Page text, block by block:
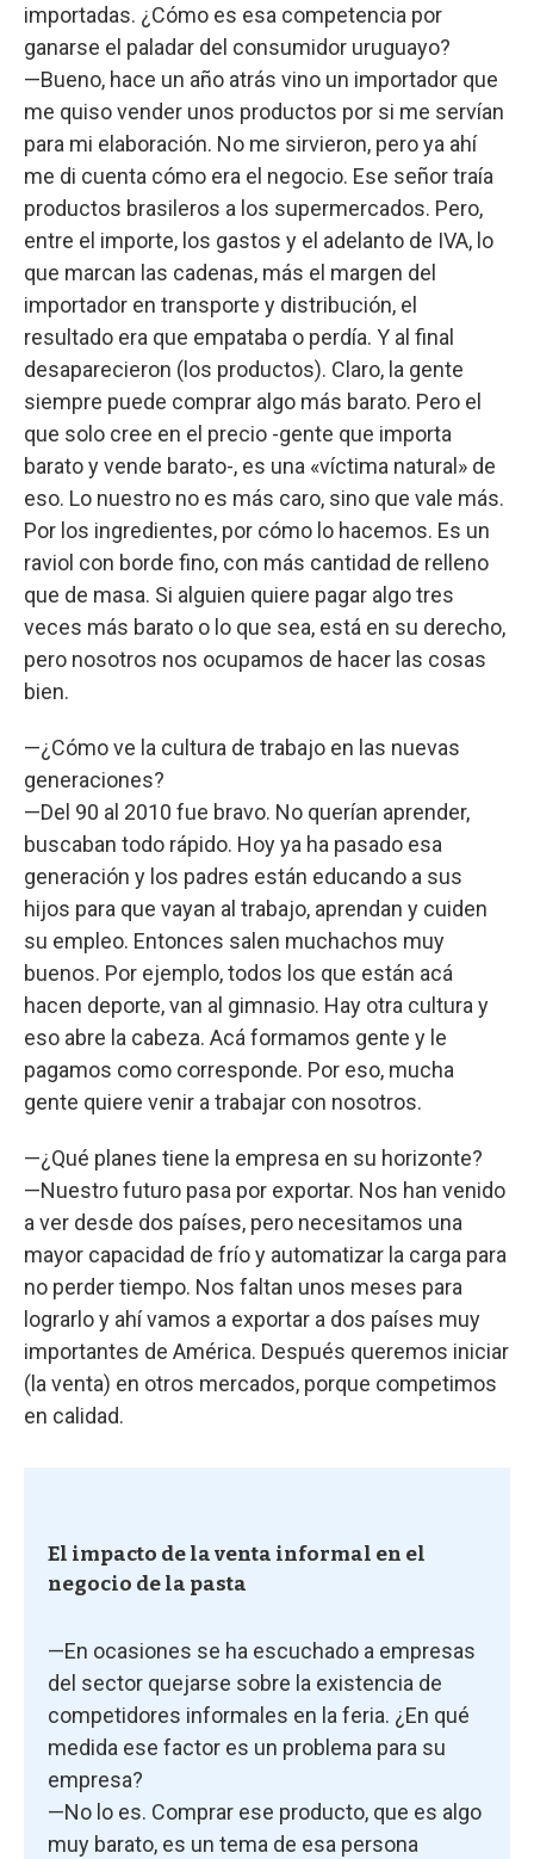
importadas. ¿Cómo es esa competencia por
ganarse el paladar del consumidor uruguayo?
—Bueno, hace un año atrás vino un importador que
me quiso vender unos productos por si me servían
para mi elaboración. No me sirvieron, pero ya ahí
me di cuenta cómo era el negocio. Ese señor traía
productos brasileros a los supermercados. Pero,
entre el importe, los gastos y el adelanto de IVA, lo
que marcan las cadenas, más el margen del
importador en transporte y distribución, el
resultado era que empataba o perdía. Y al final
desaparecieron (los productos). Claro, la gente
siempre puede comprar algo más barato. Pero el
que solo cree en el precio -gente que importa
barato y vende barato-, es una «víctima natural» de
eso. Lo nuestro no es más caro, sino que vale más.
Por los ingredientes, por cómo lo hacemos. Es un
raviol con borde fino, con más cantidad de relleno
que de masa. Si alguien quiere pagar algo tres
veces más barato o lo que sea, está en su derecho,
pero nosotros nos ocupamos de hacer las cosas
bien.
—¿Cómo ve la cultura de trabajo en las nuevas
generaciones?
—Del 90 al 2010 fue bravo. No querían aprender,
buscaban todo rápido. Hoy ya ha pasado esa
generación y los padres están educando a sus
hijos para que vayan al trabajo, aprendan y cuiden
su empleo. Entonces salen muchachos muy
buenos. Por ejemplo, todos los que están acá
hacen deporte, van al gimnasio. Hay otra cultura y
eso abre la cabeza. Acá formamos gente y le
pagamos como corresponde. Por eso, mucha
gente quiere venir a trabajar con nosotros.
—¿Qué planes tiene la empresa en su horizonte?
—Nuestro futuro pasa por exportar. Nos han venido
a ver desde dos países, pero necesitamos una
mayor capacidad de frío y automatizar la carga para
no perder tiempo. Nos faltan unos meses para
lograrlo y ahí vamos a exportar a dos países muy
importantes de América. Después queremos iniciar
(la venta) en otros mercados, porque competimos
en calidad.
El impacto de la venta informal en el
negocio de la pasta
—En ocasiones se ha escuchado a empresas
del sector quejarse sobre la existencia de
competidores informales en la feria. ¿En qué
medida ese factor es un problema para su
empresa?
—No lo es. Comprar ese producto, que es algo
muy barato, es un tema de esa persona